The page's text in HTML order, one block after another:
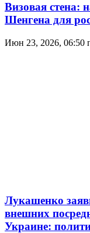
Визовая стена:
Шенгена для
Июн 23, 2026, 06:50
Лукашенко
внешних
Украине: